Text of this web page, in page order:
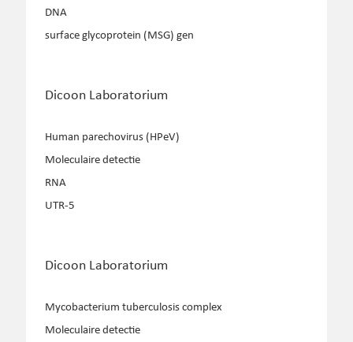
DNA
surface glycoprotein (MSG) gen
Dicoon Laboratorium
Human parechovirus (HPeV)
Moleculaire detectie
RNA
UTR-5
Dicoon Laboratorium
Mycobacterium tuberculosis complex
Moleculaire detectie